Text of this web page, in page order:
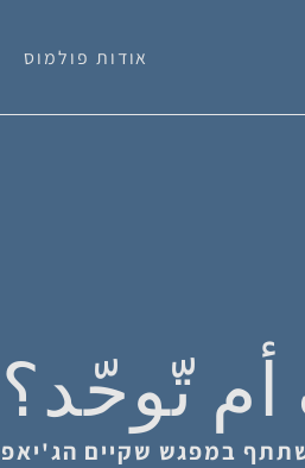
אודות פולמוס
تّوحّد؟
במפגש שקיים הג'יאפ ב-26 בדצמבר